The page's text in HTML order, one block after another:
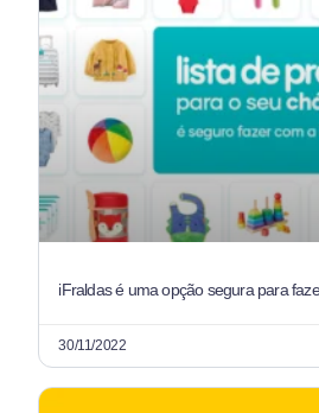
iFraldas é uma opção segura para
30/11/2022